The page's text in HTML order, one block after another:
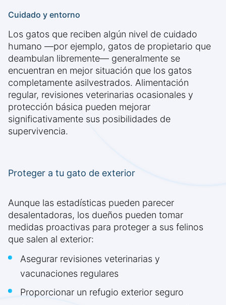
Cuidado y entorno
Los gatos que reciben algún nivel de cuidado
humano —por ejemplo, gatos de propietario que
deambulan libremente— generalmente se
encuentran en mejor situación que los gatos
completamente asilvestrados. Alimentación
regular, revisiones veterinarias ocasionales y
protección básica pueden mejorar
significativamente sus posibilidades de
supervivencia.
Proteger a tu gato de exterior
Aunque las estadísticas pueden parecer
desalentadoras, los dueños pueden tomar
medidas proactivas para proteger a sus felinos
que salen al exterior:
Asegurar revisiones veterinarias y
vacunaciones regulares
Proporcionar un refugio exterior seguro